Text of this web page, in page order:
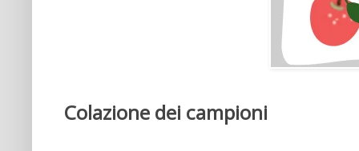
Colazione dei campioni